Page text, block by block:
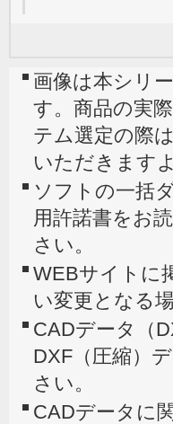
画像は本シリ
す。商品の実
テム選定の際
いただきます
ソフトの一括
用許諾書をお
さい。
WEBサイトに
い変更となる
CADデータ（
DXF（圧縮）
さい。
CADデータに